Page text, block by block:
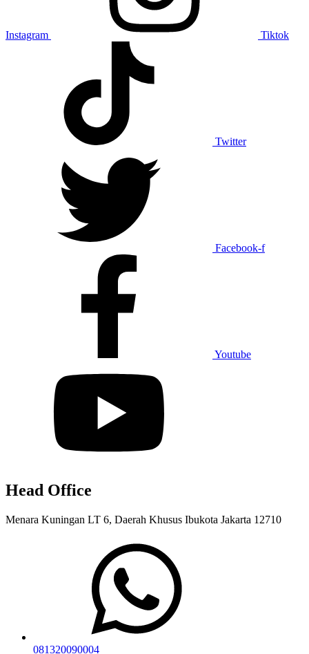
Instagram Tiktok
Twitter
Facebook-f
Youtube
Head Office
Menara Kuningan LT 6, Daerah Khusus Ibukota Jakarta 12710
081320090004